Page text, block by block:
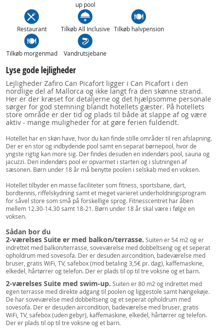
up pool
Restaurant Tilkøb All Inclusive Tilkøb halvpension
Tilkøb morgenmad Vandrutsjebane
Lyse gode lejligheder
Lejligheder Zafiro Can Picafort ligger i Can Picafort i den
nordlige del af Mallorca og ikke langt fra den skønne strand.
Her er der kræset for detaljerne og det hjælpsomme personale
sørger for god stemning blandt hotellets gæster. På hotellets
store område er der tid og plads til både at slappe af og være
aktiv - mange muligheder for at gøre ferien fuldendt.
Hotellet har en skøn have, hvor du kan finde stille områder til ren afslapning.
Der er en stor og indbydende pool samt en separat børnepool, hvor de
yngste rigtig kan more sig. Der findes desuden en indendørs pool, sauna og
jacuzzi. Den indendørs pool er opvarmet i starten og i slutningen af
sæsonen. Børn under 18 år må benytte poolen i selskab med en voksen.
Hotellet tilbyder en masse faciliteter som fitness, sportsbane, dart,
bordtennis, riffelskydning samt et meget varieret underholdningsprogram
for såvel store som små på forskellige sprog. Fitnesscentret har åben
mellem 12.30-14.30 samt 18-21. Børn under 18 år skal være i følge en
voksen.
Sådan bor du
2-værelses Suite er med balkon/terrasse. Suiten er 54 m2 og er
indrettet med balkon/terrasse, soveværelse med dobbeltseng og et seperat
opholdrum med sovesofa. Der er desuden aircondition, badeværelse med
bruser, gratis WiFi, TV, safebox (mod betaling 3,5€ pr. dag), kaffemaskine,
elkedel, hårtørrer og telefon. Der er plads til op til tre voksne og et barn.
2-værelses Suite med swim-up. Suiten er 80 m2 og indrettet med
egen terrasse med direkte adgang til poolen og liggestole samt hængekøje.
De har soveværelse med dobbeltseng og et seperat opholdrum med
sovesofa. Der er desuden aircondition, badeværelse med bruser, gratis
WiFi, TV, safebox (uden gebyr), kaffemaskine, elkedel, hårtørrer og telefon.
Der er plads til op til tre voksne og et barn.